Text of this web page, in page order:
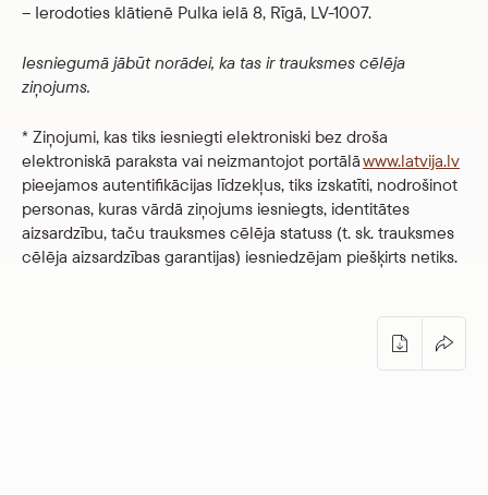
– Ierodoties klātienē Pulka ielā 8, Rīgā, LV-1007.
Iesniegumā jābūt norādei, ka tas ir trauksmes cēlēja
ziņojums.
* Ziņojumi, kas tiks iesniegti elektroniski bez droša
elektroniskā paraksta vai neizmantojot portālāwww.latvija.lv
pieejamos autentifikācijas līdzekļus, tiks izskatīti, nodrošinot
personas, kuras vārdā ziņojums iesniegts, identitātes
aizsardzību, taču trauksmes cēlēja statuss (t. sk. trauksmes
cēlēja aizsardzības garantijas) iesniedzējam piešķirts netiks.